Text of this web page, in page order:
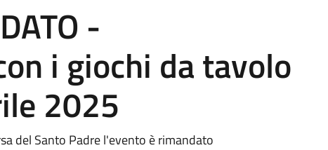
-
i giochi da tavolo
2025
del Santo Padre l'evento è rimandato